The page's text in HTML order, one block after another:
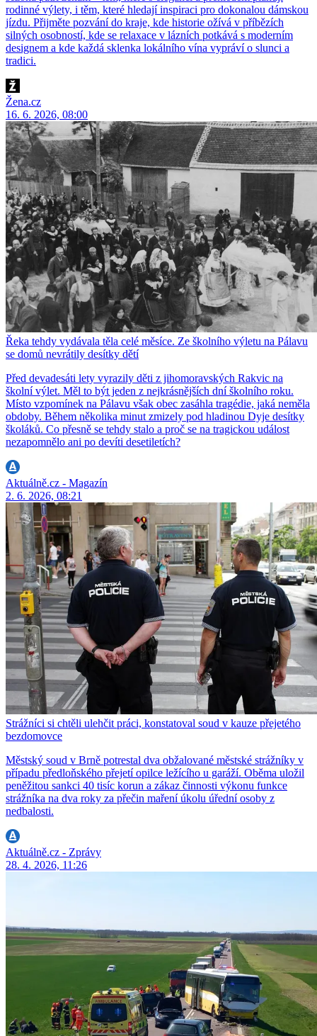
rodinné výlety, i těm, které hledají inspiraci pro dokonalou dámskou
jízdu. Přijměte pozvání do kraje, kde historie ožívá v příbězích
silných osobností, kde se relaxace v lázních potkává s moderním
designem a kde každá sklenka lokálního vína vypráví o slunci a
tradici.
Žena.cz
16. 6. 2026, 08:00
Řeka tehdy vydávala těla celé měsíce. Ze školního výletu na Pálavu
se domů nevrátily desítky dětí
Před devadesáti lety vyrazily děti z jihomoravských Rakvic na
školní výlet. Měl to být jeden z nejkrásnějších dní školního roku.
Místo vzpomínek na Pálavu však obec zasáhla tragédie, jaká neměla
obdoby. Během několika minut zmizely pod hladinou Dyje desítky
školáků. Co přesně se tehdy stalo a proč se na tragickou událost
nezapomnělo ani po devíti desetiletích?
Aktuálně.cz - Magazín
2. 6. 2026, 08:21
Strážníci si chtěli ulehčit práci, konstatoval soud v kauze přejetého
bezdomovce
Městský soud v Brně potrestal dva obžalované městské strážníky v
případu předloňského přejetí opilce ležícího u garáží. Oběma uložil
peněžitou sankci 40 tisíc korun a zákaz činnosti výkonu funkce
strážníka na dva roky za přečin maření úkolu úřední osoby z
nedbalosti.
Aktuálně.cz - Zprávy
28. 4. 2026, 11:26